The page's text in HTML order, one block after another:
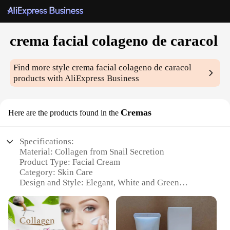
crema facial colageno de caracol
Find more stylecrema facial colageno de caracol
products with AliExpress Business
Here are the products found in the Cremas
Specifications:
Material: Collagen from Snail Secretion
Product Type: Facial Cream
Category: Skin Care
Design and Style: Elegant, White and Green
Usage and Purpose: Anti-Aging, Hydrating, and
Firming
Performance and Property: Rich in Collagen and